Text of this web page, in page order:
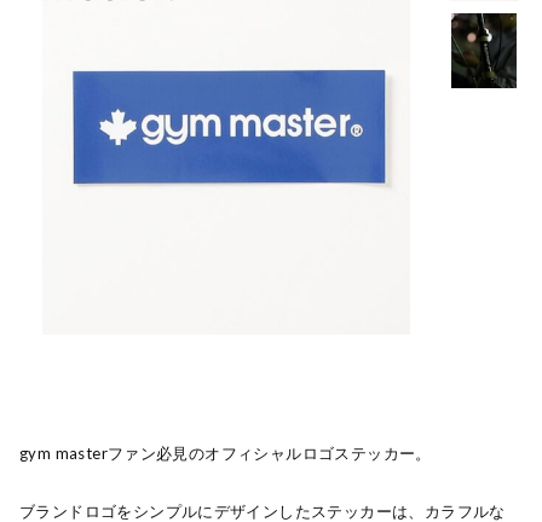
gym masterファン必見のオフィシャルロゴステッカー。
ブランドロゴをシンプルにデザインしたステッカーは、カラフルな